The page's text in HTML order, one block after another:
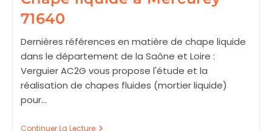
71640
Dernières références en matière de chape liquide
dans le département de la Saône et Loire :
Verguier AC2G vous propose l'étude et la
réalisation de chapes fluides (mortier liquide)
pour…
Continuer La LectureChape